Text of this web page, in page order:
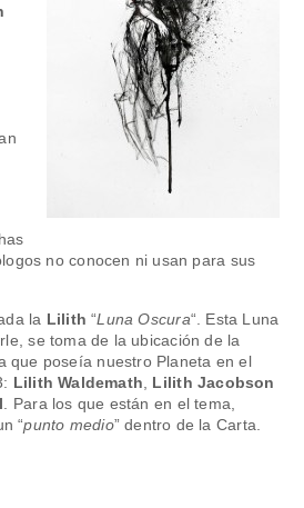
no conocen ni usan para sus
la Lilith “Luna Oscura“. Esta Luna
se toma de la ubicación de la
que poseía nuestro Planeta en el
Lilith Waldemath
Lilith Jacobson
. Para los que están en el tema,
“punto medio” dentro de la Carta.